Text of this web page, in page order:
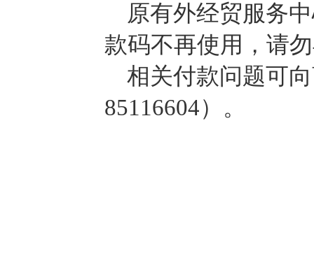
原有外经贸服务
款码不再使用，请
相关付款问题可向
85116604）。